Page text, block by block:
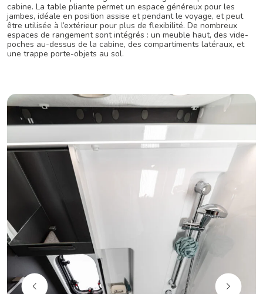
cabine. La table pliante permet un espace généreux pour les
jambes, idéale en position assise et pendant le voyage, et peut
être utilisée à l’extérieur pour plus de flexibilité. De nombreux
espaces de rangement sont intégrés : un meuble haut, des vide-
poches au-dessus de la cabine, des compartiments latéraux, et
une trappe porte-objets au sol.